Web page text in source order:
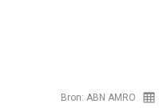
Bron: ABN AMRO